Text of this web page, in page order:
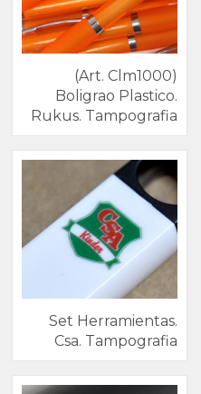
(Art. Clm1000)
Boligrao Plastico.
Rukus. Tampografia
Set Herramientas.
Csa. Tampografia